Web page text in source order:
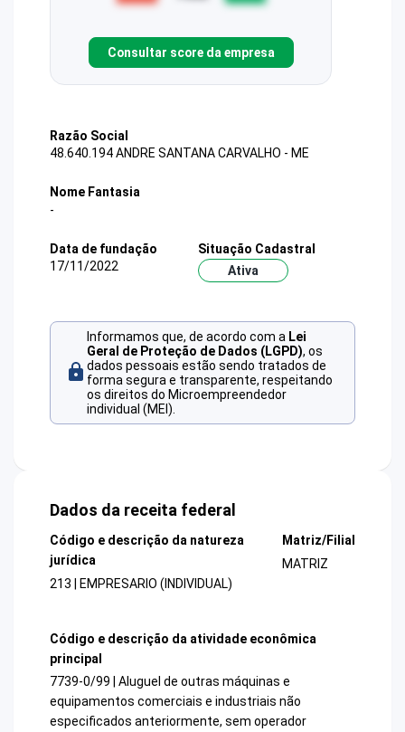
Consultar score da empresa
Razão Social
48.640.194 ANDRE SANTANA CARVALHO - ME
Nome Fantasia
-
Data de fundação
17/11/2022
Situação Cadastral
Ativa
Informamos que, de acordo com a Lei
Geral de Proteção de Dados (LGPD), os
dados pessoais estão sendo tratados de
forma segura e transparente, respeitando
os direitos do Microempreendedor
individual (MEI).
Dados da receita federal
Código e descrição da natureza
jurídica
213 | EMPRESARIO (INDIVIDUAL)
Matriz/Filial
MATRIZ
Código e descrição da atividade econômica
principal
7739-0/99 | Aluguel de outras máquinas e
equipamentos comerciais e industriais não
especificados anteriormente, sem operador